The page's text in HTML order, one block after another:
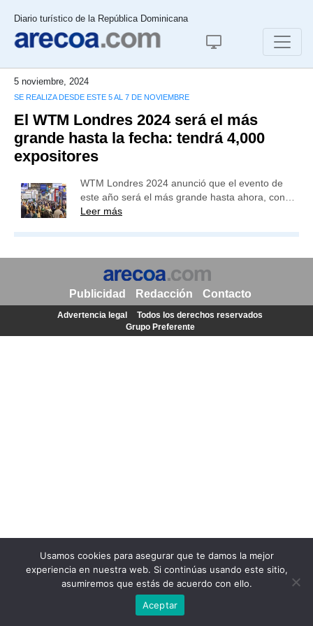
Diario turístico de la República Dominicana
5 noviembre, 2024
SE REALIZA DESDE ESTE 5 AL 7 DE NOVIEMBRE
El WTM Londres 2024 será el más
grande hasta la fecha: tendrá 4,000
expositores
WTM Londres 2024 anunció que el evento de
este año será el más grande hasta ahora, con…
Leer más
Usamos cookies para asegurar que te damos la mejor
experiencia en nuestra web. Si continúas usando este sitio,
asumiremos que estás de acuerdo con ello.
Aceptar
Publicidad Redacción Contacto
Advertencia legal
Todos los derechos reservados
Grupo Preferente